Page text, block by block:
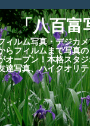
八百富
ィルム写真・デジカ
らフィルムまで写
ープン！本格スタ
達写真、ハイクオリ